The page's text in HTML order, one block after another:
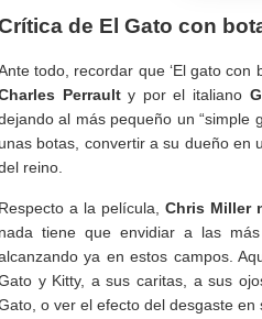
de El Gato con
todo, recordar que ‘El gato
Perraulty por el italiano
al más pequeño un “simple
unas botas, convertir a su dueño en
reino.
Respecto a la película, Chris Miller
nada tiene que envidiar a las más
ya en estos campos.
y Kitty, a sus caritas, a sus
o ver el efecto del desgaste en